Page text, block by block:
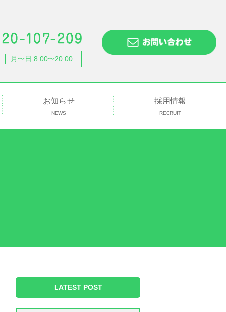
月〜日 8:00〜20:00
お知らせ
NEWS
採用情報
RECRUIT
LATEST POST